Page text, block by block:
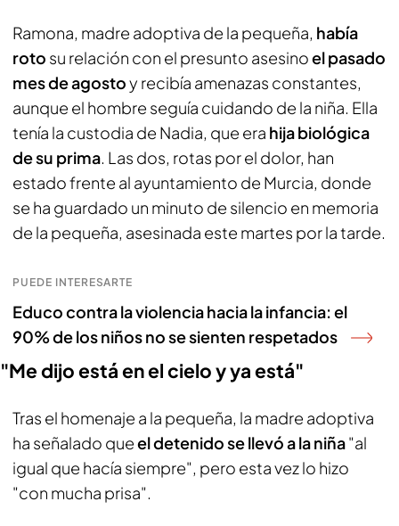
Ramona, madre adoptiva de la pequeña, había
roto su relación con el presunto asesinoel pasado
mes de agostoy recibía amenazas constantes,
aunque el hombre seguía cuidando de la niña. Ella
tenía la custodia de Nadia, que era hija biológica
de su prima. Las dos, rotas por el dolor, han
estado frente al ayuntamiento de Murcia, donde
se ha guardado un minuto de silencio en memoria
de la pequeña, asesinada este martes por la tarde.
PUEDE INTERESARTE
Educo contra la violencia hacia la infancia: el
90% de los niños no se sienten respetados
"Me dijo está en el cielo y ya está"
Tras el homenaje a la pequeña, la madre adoptiva
ha señalado queel detenido se llevó a la niña"al
igual que hacía siempre", pero esta vez lo hizo
"con mucha prisa".